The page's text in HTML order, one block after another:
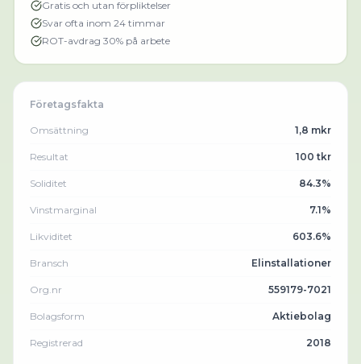
Gratis och utan förpliktelser
Svar ofta inom 24 timmar
ROT-avdrag 30% på arbete
Företagsfakta
Omsättning 1,8 mkr
Resultat 100 tkr
Soliditet 84.3%
Vinstmarginal 7.1%
Likviditet 603.6%
Bransch Elinstallationer
Org.nr 559179-7021
Bolagsform Aktiebolag
Registrerad 2018